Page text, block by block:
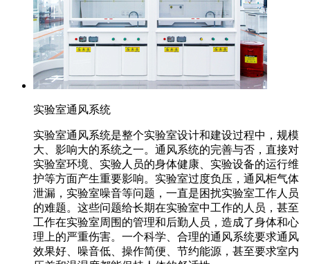
实验室通风系统
实验室通风系统是整个实验室设计和建设过程中，规模
大、影响大的系统之一。通风系统的完善与否，直接对
实验室环境、实验人员的身体健康、实验设备的运行维
护等方面产生重要影响。实验室过度负压，通风柜气体
泄漏，实验室噪音等问题，一直是困扰实验室工作人员
的难题。这些问题给长期在实验室中工作的人员，甚至
工作在实验室周围的管理和后勤人员，造成了身体和心
理上的严重伤害。一个科学、合理的通风系统要求通风
效果好、噪音低、操作简便、节约能源，甚至要求室内